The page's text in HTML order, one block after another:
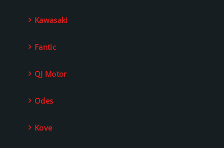
Kawasaki
Fantic
QJ Motor
Odes
Kove